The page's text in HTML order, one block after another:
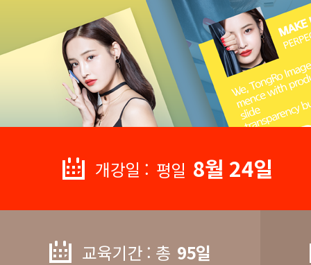
개강일 : 평일 8월 24일
교육기간 : 총 95일